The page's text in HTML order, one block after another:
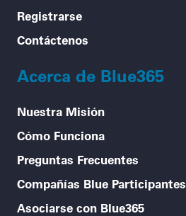
Registrarse
Contáctenos
Acerca de Blue365
Nuestra Misión
Cómo Funciona
Preguntas Frecuentes
Compañías Blue Participantes
Asociarse con Blue365